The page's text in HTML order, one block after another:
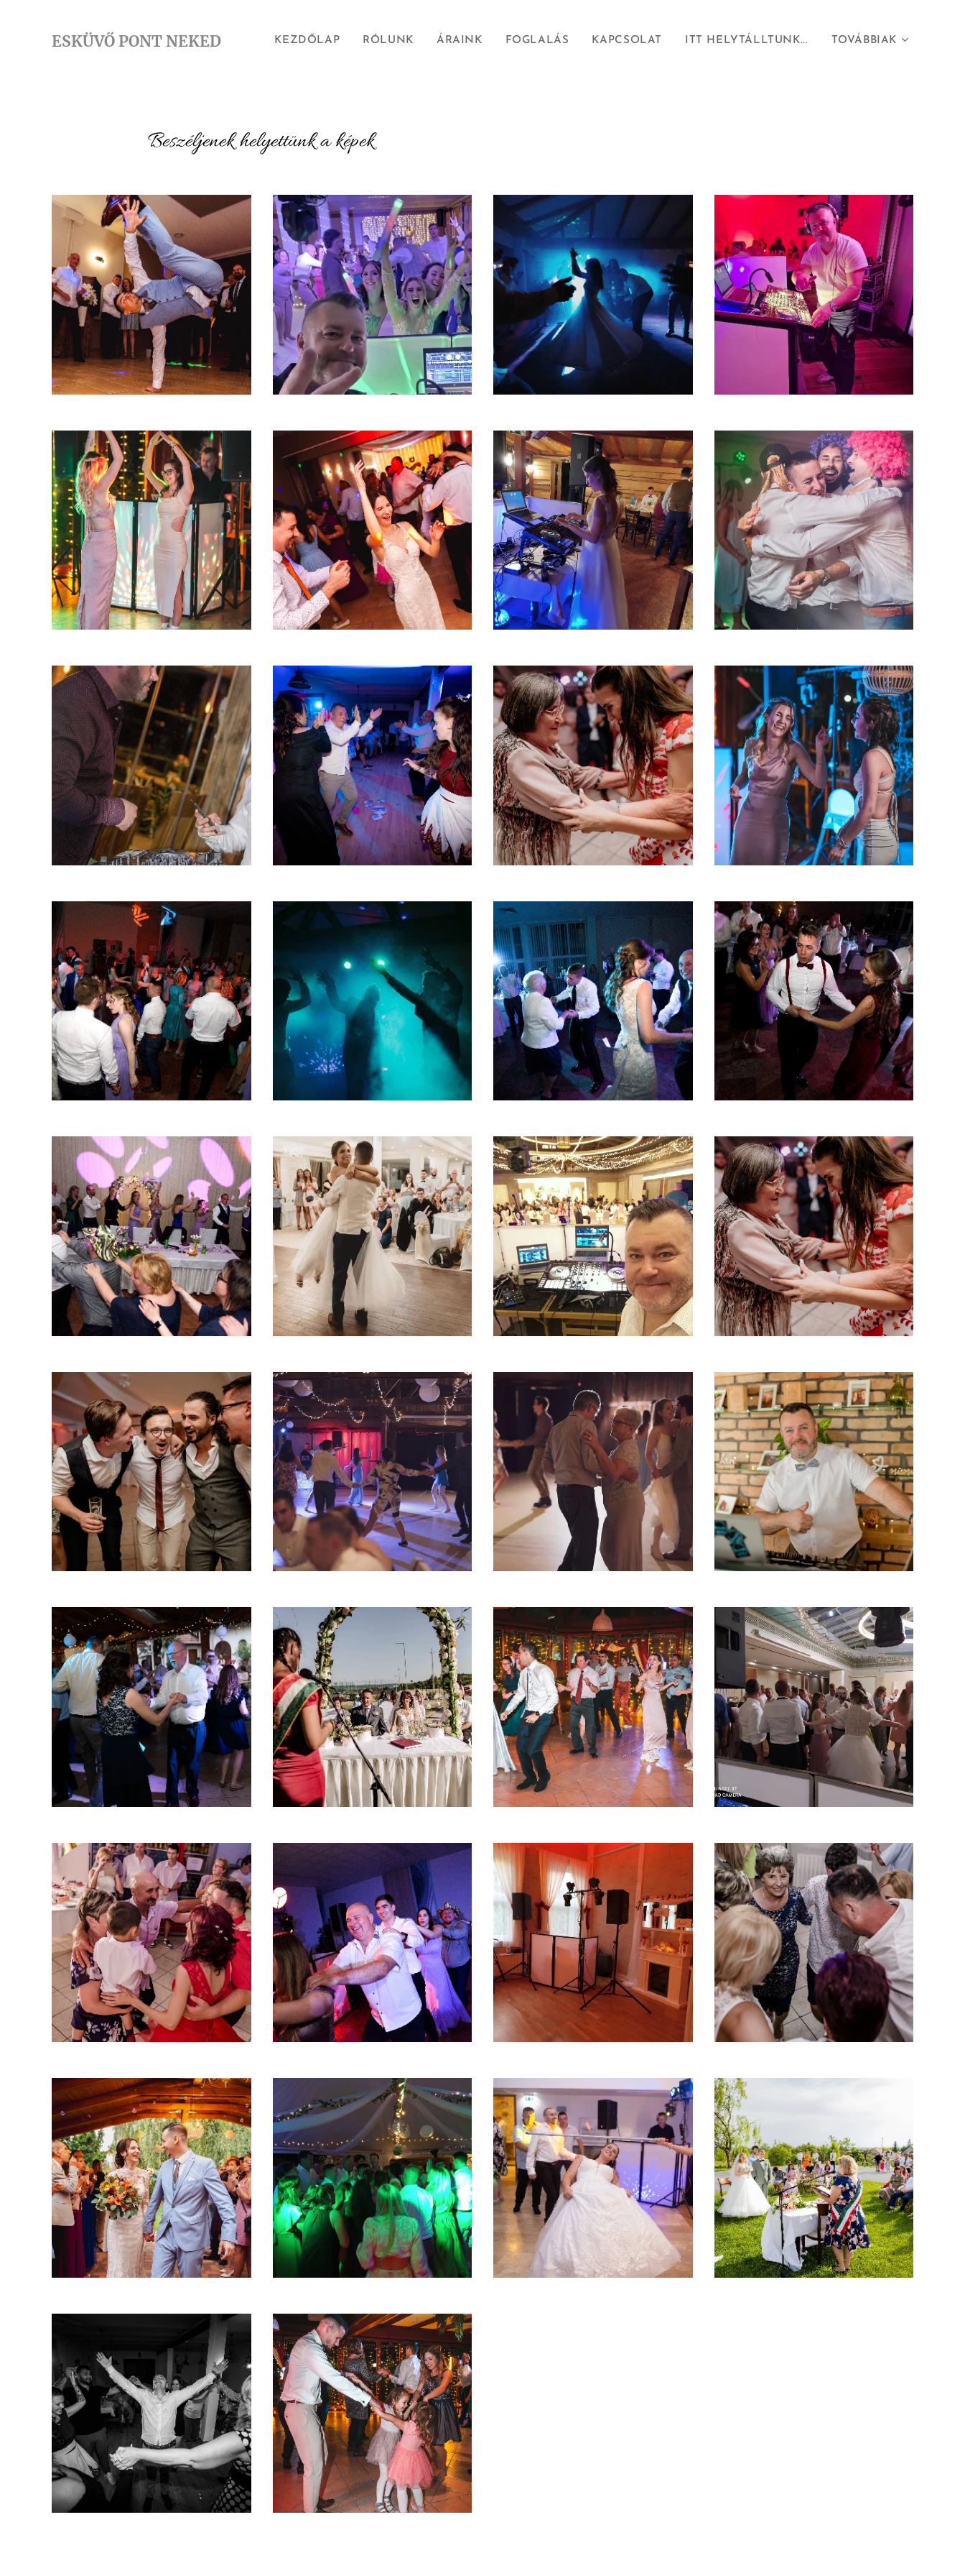
ESKÜVŐ PONT NEKED KEZDŐLAP RÓLUNK ÁRAINK FOGLALÁS KAPCSOLAT ITT HELYTÁLLTUNK... TOVÁBBIAK
Beszéljenek helyettünk a képek